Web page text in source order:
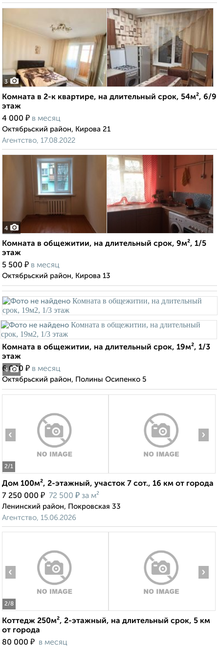
3
Комната в 2-к квартире, на длительный срок, 54м², 6/9
этаж
4 000 ₽ в месяц
Октябрьский район, Кирова 21
Агентство, 17.08.2022
4
Комната в общежитии, на длительный срок, 9м², 1/5
этаж
5 500 ₽ в месяц
Октябрьский район, Кирова 13
4
Комната в общежитии, на длительный срок, 19м², 1/3
этаж
6 000 ₽ в месяц
Октябрьский район, Полины Осипенко 5
2/1
‹ ›
Дом 100м², 2-этажный, участок 7 сот., 16 км от города
7 250 000 ₽ 72 500 ₽ за м²
Ленинский район, Покровская 33
Агентство, 15.06.2026
2/8
‹ ›
Коттедж 250м², 2-этажный, на длительный срок, 5 км
от города
80 000 ₽ в месяц